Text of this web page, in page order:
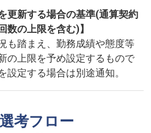
更新する場合の基準(通算契約
数の上限を含む)】
も踏まえ、勤務成績や態度等
の上限を予め設定するもので
設定する場合は別途通知。
選考フロー